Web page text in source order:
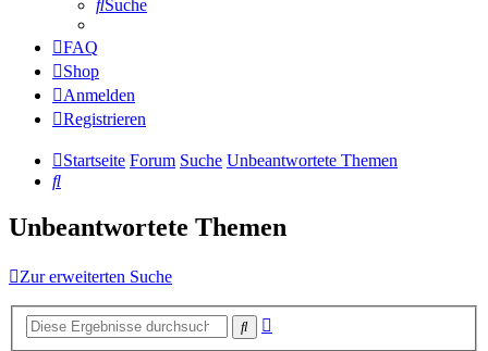
Suche
FAQ
Shop
Anmelden
Registrieren
Startseite Forum Suche Unbeantwortete Themen
Suche
Unbeantwortete Themen
Zur erweiterten Suche
Suche